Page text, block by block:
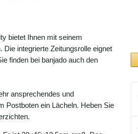
bietet Ihnen mit seinem
integrierte Zeitungsrolle eignet
finden bei banjado auch den
ansprechendes und
Postboten ein Lächeln. Heben Sie